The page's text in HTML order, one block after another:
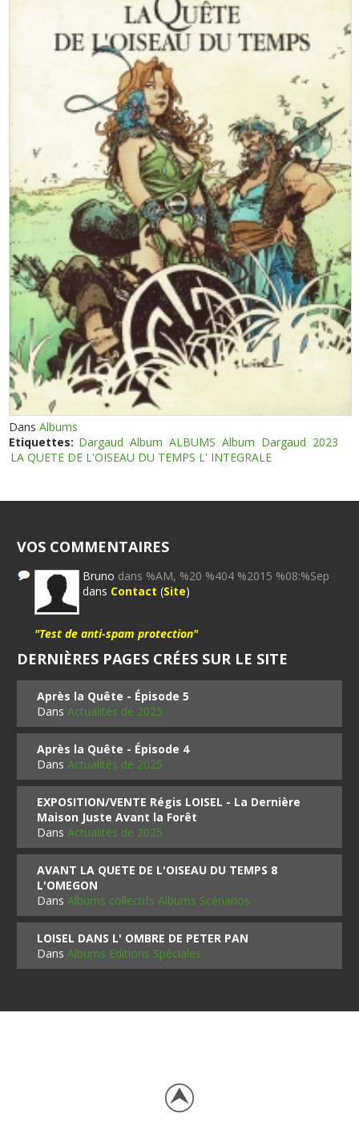
DansAlbums
Etiquettes: Dargaud Album ALBUMS Album Dargaud 2023
LA QUETE DE L'OISEAU DU TEMPS L' INTEGRALE
VOS COMMENTAIRES
Bruno dans %AM, %20 %404 %2015 %08:%Sep
dans Contact (Site)
"Test de anti-spam protection"
DERNIÈRES PAGES CRÉES SUR LE SITE
Après la Quête - Épisode 5
DansActualités de 2025
Après la Quête - Épisode 4
DansActualités de 2025
EXPOSITION/VENTE Régis LOISEL - La Dernière
Maison Juste Avant la Forêt
DansActualités de 2025
AVANT LA QUETE DE L'OISEAU DU TEMPS 8
L'OMEGON
DansAlbums collectifs Albums Scénarios
LOISEL DANS L' OMBRE DE PETER PAN
DansAlbums Editions Spéciales